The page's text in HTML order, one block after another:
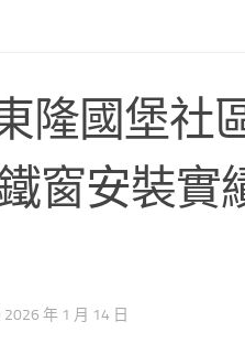
隆國堡社
窗安裝實
2026 年 1 月 14 日